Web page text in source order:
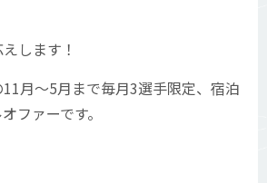
します！
11月〜5月まで毎月3選手限定、宿泊
ファーです。